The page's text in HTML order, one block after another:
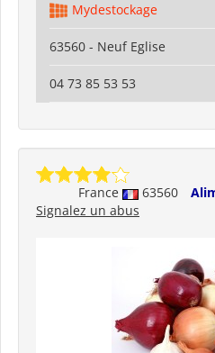
Mydestockage
63560 - Neuf Eglise
04 73 85 53 53
France 63560
Signalez un abus